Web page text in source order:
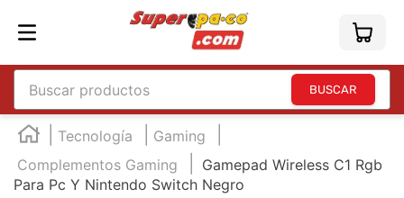
Buscar productos
Tecnología
Gaming
Complementos Gaming
Gamepad Wireless C1 Rgb
Para Pc Y Nintendo Switch Negro
TÉRMINOS MÁS BUSCADOS
england
2.
marcador e300